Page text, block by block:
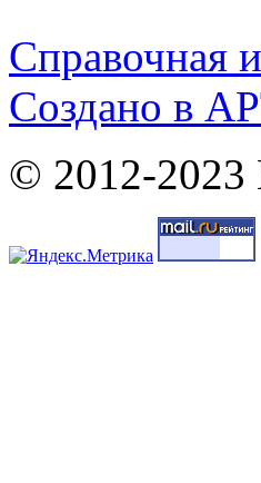
Справочная
Cоздано в
© 2012-2023